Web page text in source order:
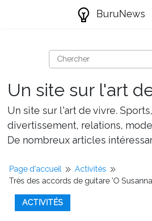
BuruNews
Un site sur l'art
Un site sur l'art de vivre. Sports,
divertissement, relations,
De nombreux articles
Page d'accueil
Activités
Très des accords de guitare 'O
ACTIVITÉS